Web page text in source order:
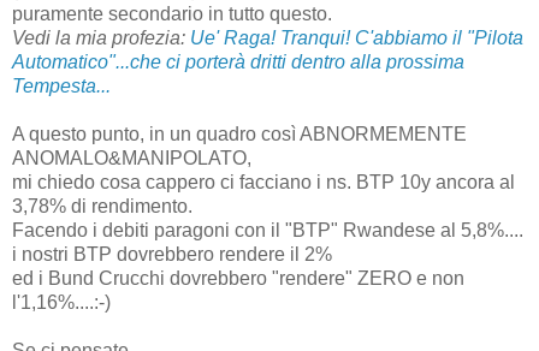
puramente secondario in tutto questo.
Vedi la mia profezia: Ue' Raga! Tranqui! C'abbiamo il "Pilota
Automatico"...che ci porterà dritti dentro alla prossima
Tempesta...
A questo punto, in un quadro così ABNORMEMENTE
ANOMALO&MANIPOLATO,
mi chiedo cosa cappero ci facciano i ns. BTP 10y ancora al
3,78% di rendimento.
Facendo i debiti paragoni con il "BTP" Rwandese al 5,8%....
i nostri BTP dovrebbero rendere il 2%
ed i Bund Crucchi dovrebbero "rendere" ZERO e non
l'1,16%....:-)